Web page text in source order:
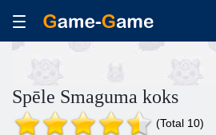
Spēle Smaguma koks
(Total 10)